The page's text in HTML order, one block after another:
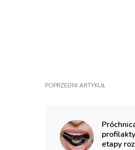
POPRZEDNI ARTYKUŁ
etapy